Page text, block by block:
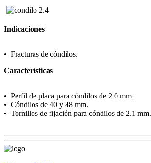
Indicaciones
• Fracturas de cóndilos.
Características
• Perfil de placa para cóndilos de 2.0 mm.
• Cóndilos de 40 y 48 mm.
• Tornillos de fijación para cóndilos de 2.1 mm.